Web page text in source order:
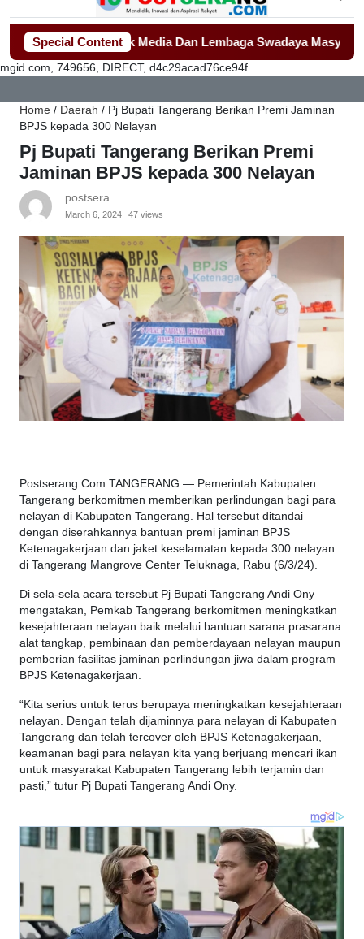
Special Content
Awak Media Dan Lembaga Swadaya Masyarakat-
mgid.com, 749656, DIRECT, d4c29acad76ce94f
Home / Daerah / Pj Bupati Tangerang Berikan Premi Jaminan
BPJS kepada 300 Nelayan
Pj Bupati Tangerang Berikan Premi
Jaminan BPJS kepada 300 Nelayan
postsera
March 6, 2024 47 views
Postserang Com TANGERANG — Pemerintah Kabupaten
Tangerang berkomitmen memberikan perlindungan bagi para
nelayan di Kabupaten Tangerang. Hal tersebut ditandai
dengan diserahkannya bantuan premi jaminan BPJS
Ketenagakerjaan dan jaket keselamatan kepada 300 nelayan
di Tangerang Mangrove Center Teluknaga, Rabu (6/3/24).
Di sela-sela acara tersebut Pj Bupati Tangerang Andi Ony
mengatakan, Pemkab Tangerang berkomitmen meningkatkan
kesejahteraan nelayan baik melalui bantuan sarana prasarana
alat tangkap, pembinaan dan pemberdayaan nelayan maupun
pemberian fasilitas jaminan perlindungan jiwa dalam program
BPJS Ketenagakerjaan.
“Kita serius untuk terus berupaya meningkatkan kesejahteraan
nelayan. Dengan telah dijaminnya para nelayan di Kabupaten
Tangerang dan telah tercover oleh BPJS Ketenagakerjaan,
keamanan bagi para nelayan kita yang berjuang mencari ikan
untuk masyarakat Kabupaten Tangerang lebih terjamin dan
pasti,” tutur Pj Bupati Tangerang Andi Ony.